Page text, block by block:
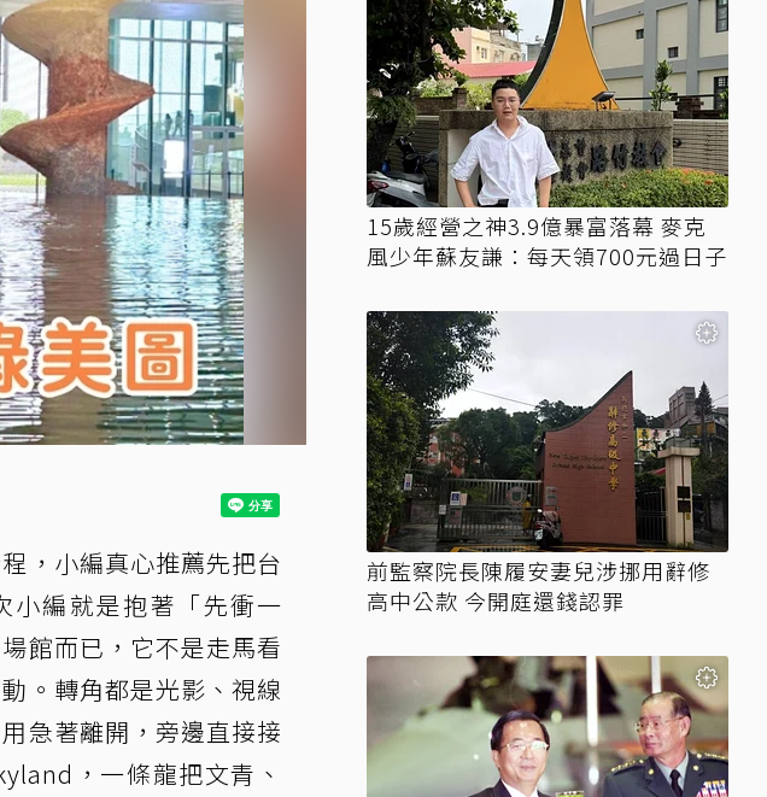
，小編真心推薦先把台
小編就是抱著「先衝一
館而已，它不是走馬看
。轉角都是光影、視線
急著離開，旁邊直接接
，一條龍把文青、
15歲經營之神3.9億暴富落幕 麥克
風少年蘇友謙：每天領700元過日子
前監察院長陳履安妻兒涉挪用辭修
高中公款 今開庭還錢認罪